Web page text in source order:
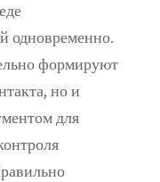
одновременно.
формируют
но и
для